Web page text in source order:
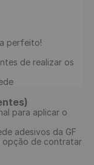
perfeito!
de realizar os
para aplicar o
adesivos da GF
opção de contratar